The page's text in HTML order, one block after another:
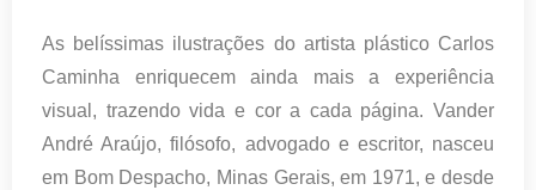
As belíssimas ilustrações do artista plástico Carlos
Caminha enriquecem ainda mais a experiência
visual, trazendo vida e cor a cada página. Vander
André Araújo, filósofo, advogado e escritor, nasceu
em Bom Despacho, Minas Gerais, em 1971, e desde